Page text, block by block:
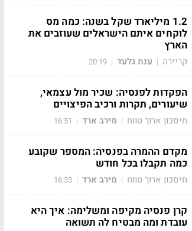
1.2 מיליארד שקל בשנה: כמה מס
לוקחים איתם הישראלים שעוזבים את
הארץ
קריירה | ענת גלעד |
20:19
הפקדות לפנסיה: שכיר מול עצמאי,
שיעורים, תקרות ורכיב הפיצויים
חיסכון ארוך טווח | מירב ארד |
16:51
מקדם ההמרה בפנסיה: המספר שקובע
כמה תקבלו בכל חודש
חיסכון ארוך טווח | מירב ארד |
16:33
קרן פנסיה מקיפה ומשלימה: איך היא
עובדת ומה מבטיח לה תשואה